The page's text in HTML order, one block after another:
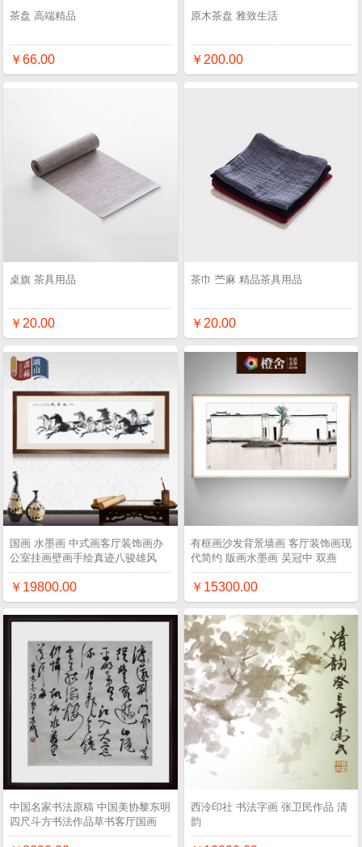
茶盘 高端精品
￥66.00
原木茶盘 雅致生活
￥200.00
桌旗 茶具用品
￥20.00
茶巾 苎麻 精品茶具用品
￥20.00
国画 水墨画 中式画客厅装饰画办
公室挂画壁画手绘真迹八骏雄风
￥19800.00
有框画沙发背景墙画 客厅装饰画现
代简约 版画水墨画 吴冠中 双燕
￥15300.00
中国名家书法原稿 中国美协黎东明
四尺斗方书法作品草书客厅国画
西泠印社 书法字画 张卫民作品 清
韵